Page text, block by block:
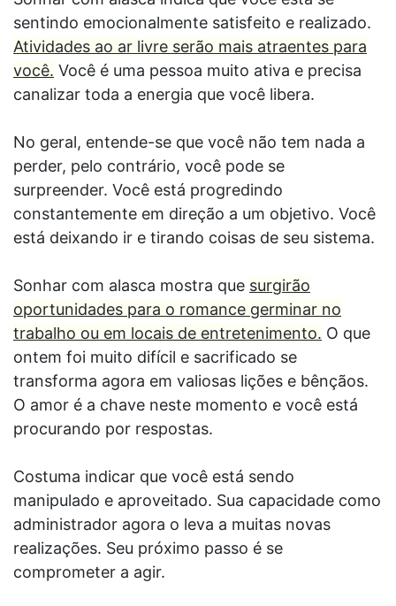
sentindo emocionalmente satisfeito e realizado.
Atividades ao ar livre serão mais atraentes para
você. Você é uma pessoa muito ativa e precisa
canalizar toda a energia que você libera.
No geral, entende-se que você não tem nada a
perder, pelo contrário, você pode se
surpreender. Você está progredindo
constantemente em direção a um objetivo. Você
está deixando ir e tirando coisas de seu sistema.
Sonhar com alasca mostra que surgirão
oportunidades para o romance germinar no
trabalho ou em locais de entretenimento. O que
ontem foi muito difícil e sacrificado se
transforma agora em valiosas lições e bênçãos.
O amor é a chave neste momento e você está
procurando por respostas.
Costuma indicar que você está sendo
manipulado e aproveitado. Sua capacidade como
administrador agora o leva a muitas novas
realizações. Seu próximo passo é se
comprometer a agir.